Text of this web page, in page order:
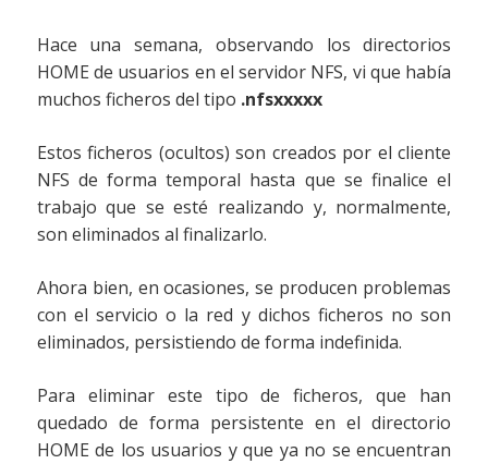
Hace una semana, observando los directorios
HOME de usuarios en el servidor NFS, vi que había
muchos ficheros del tipo .nfsxxxxx
Estos ficheros (ocultos) son creados por el cliente
NFS de forma temporal hasta que se finalice el
trabajo que se esté realizando y, normalmente,
son eliminados al finalizarlo.
Ahora bien, en ocasiones, se producen problemas
con el servicio o la red y dichos ficheros no son
eliminados, persistiendo de forma indefinida.
Para eliminar este tipo de ficheros, que han
quedado de forma persistente en el directorio
HOME de los usuarios y que ya no se encuentran